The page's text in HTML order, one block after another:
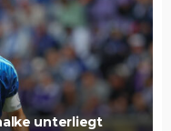
unterliegt